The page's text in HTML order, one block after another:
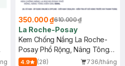
350.000 ₫610.000 ₫
La Roche-Posay
Kem Chống Nắng La Roche-
Posay Phổ Rộng, Nâng Tông
Kiềm Dầu 50ml
4.9 (28)
736/tháng